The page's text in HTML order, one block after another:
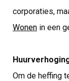
corporaties,
Wonenin een
Om de heffing